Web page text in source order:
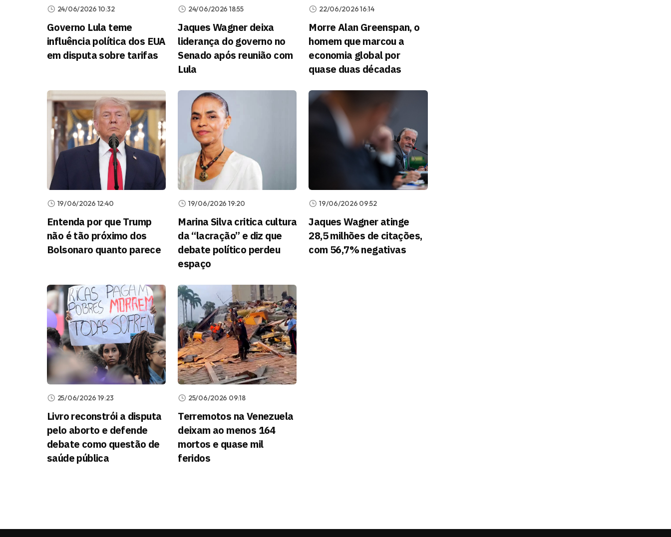
24/06/2026 10:32
Governo Lula teme
influência política dos EUA
em disputa sobre tarifas
24/06/2026 18:55
Jaques Wagner deixa
liderança do governo no
Senado após reunião com
Lula
22/06/2026 16:14
Morre Alan Greenspan, o
homem que marcou a
economia global por
quase duas décadas
19/06/2026 12:40
Entenda por que Trump
não é tão próximo dos
Bolsonaro quanto parece
19/06/2026 19:20
Marina Silva critica cultura
da “lacração” e diz que
debate político perdeu
espaço
19/06/2026 09:52
Jaques Wagner atinge
28,5 milhões de citações,
com 56,7% negativas
25/06/2026 19:23
Livro reconstrói a disputa
pelo aborto e defende
debate como questão de
saúde pública
25/06/2026 09:18
Terremotos na Venezuela
deixam ao menos 164
mortos e quase mil
feridos